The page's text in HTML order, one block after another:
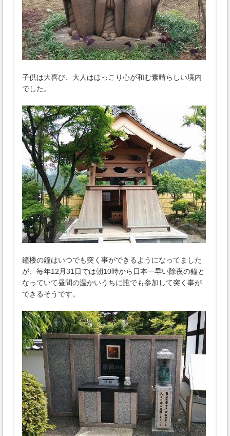
子供は大喜び、大人はほっこり心が和む素晴らしい境内
でした。
鐘楼の鐘はいつでも突く事ができるようになってました
が、毎年12月31日では朝10時から日本一早い除夜の鐘と
なっていて昼間の温かいうちに誰でも参加して突く事が
できるそうです。